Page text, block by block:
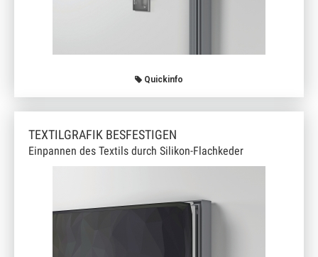
Quickinfo
TEXTILGRAFIK BESFESTIGEN
Einpannen des Textils durch Silikon-Flachkeder